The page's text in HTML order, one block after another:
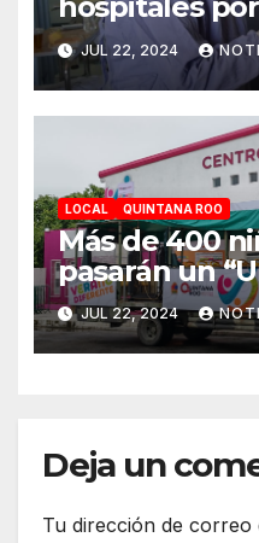
hospitales
Playa del
JUL 22, 2024
LOCAL QUINTANA ROO
Más de 400
pasarán un
DIFerente”
Mara Lezama
JUL 22, 2024
Deja un
Tu dirección de